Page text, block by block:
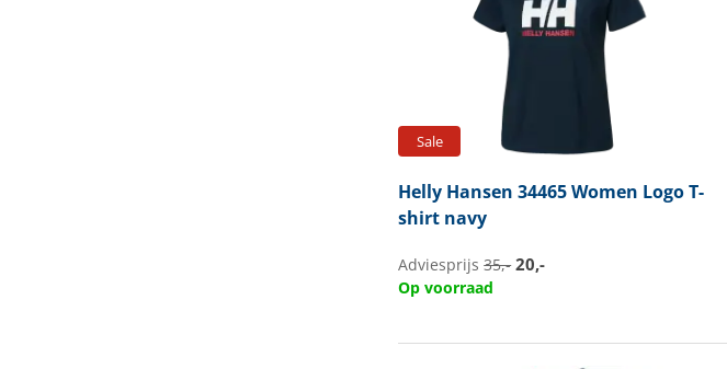
Sale
Helly Hansen 34465 Women Logo T-
shirt navy
Adviesprijs35,- 20,-
Op voorraad